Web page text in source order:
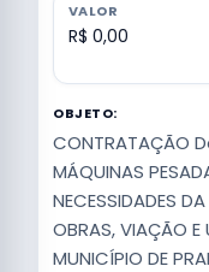
VALOR
R$ 0,00
OBJETO:
CONTRATAÇÃO
MÁQUINAS
NECESSIDADES
OBRAS, VIAÇÃO E
MUNICÍPIO DE